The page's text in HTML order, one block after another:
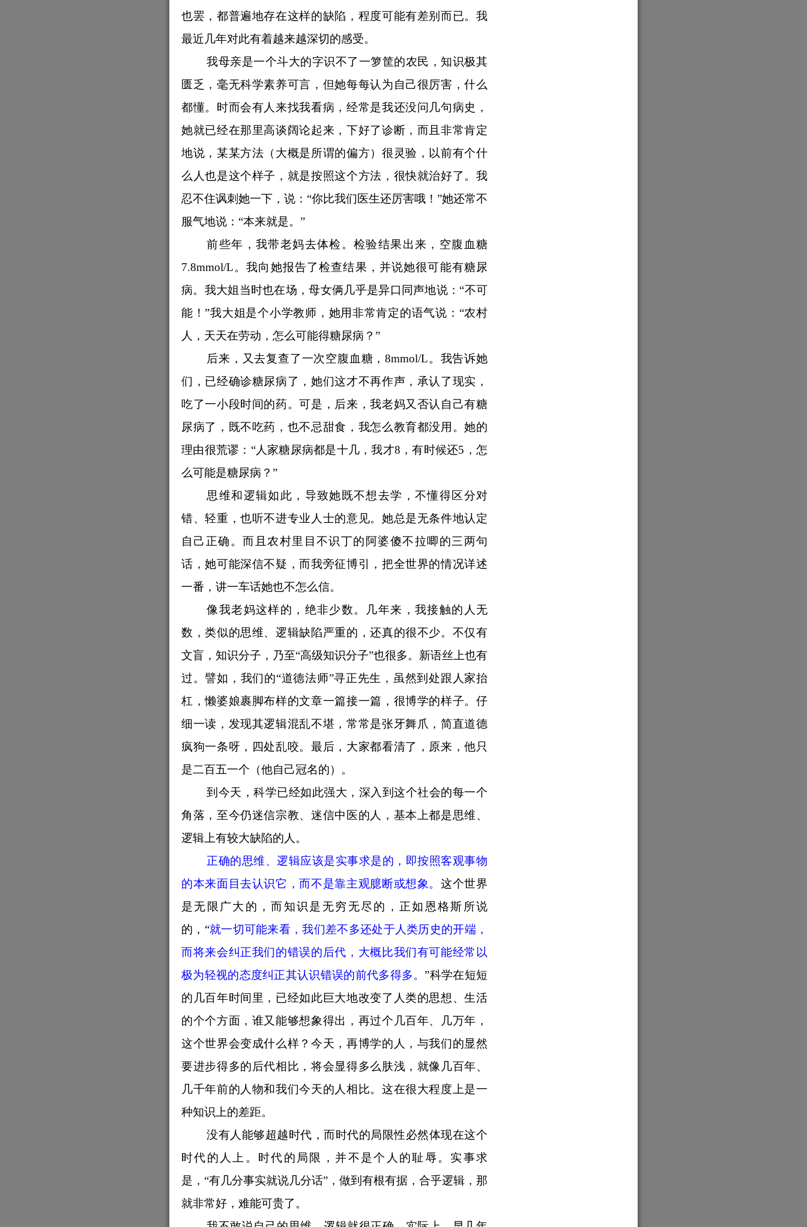
也罢，都普遍地存在这样的缺陷，程度可能有差别而已。我
最近几年对此有着越来越深切的感受。
我母亲是一个斗大的字识不了一箩筐的农民，知识极其
匮乏，毫无科学素养可言，但她每每认为自己很厉害，什么
都懂。时而会有人来找我看病，经常是我还没问几句病史，
她就已经在那里高谈阔论起来，下好了诊断，而且非常肯定
地说，某某方法（大概是所谓的偏方）很灵验，以前有个什
么人也是这个样子，就是按照这个方法，很快就治好了。我
忍不住讽刺她一下，说：“你比我们医生还厉害哦！”她还常不
服气地说：“本来就是。”
前些年，我带老妈去体检。检验结果出来，空腹血糖
7.8mmol/L。我向她报告了检查结果，并说她很可能有糖尿
病。我大姐当时也在场，母女俩几乎是异口同声地说：“不可
能！”我大姐是个小学教师，她用非常肯定的语气说：“农村
人，天天在劳动，怎么可能得糖尿病？”
后来，又去复查了一次空腹血糖，8mmol/L。我告诉她
们，已经确诊糖尿病了，她们这才不再作声，承认了现实，
吃了一小段时间的药。可是，后来，我老妈又否认自己有糖
尿病了，既不吃药，也不忌甜食，我怎么教育都没用。她的
理由很荒谬：“人家糖尿病都是十几，我才8，有时候还5，怎
么可能是糖尿病？”
思维和逻辑如此，导致她既不想去学，不懂得区分对
错、轻重，也听不进专业人士的意见。她总是无条件地认定
自己正确。而且农村里目不识丁的阿婆傻不拉唧的三两句
话，她可能深信不疑，而我旁征博引，把全世界的情况详述
一番，讲一车话她也不怎么信。
像我老妈这样的，绝非少数。几年来，我接触的人无
数，类似的思维、逻辑缺陷严重的，还真的很不少。不仅有
文盲，知识分子，乃至“高级知识分子”也很多。新语丝上也有
过。譬如，我们的“道德法师”寻正先生，虽然到处跟人家抬
杠，懒婆娘裹脚布样的文章一篇接一篇，很博学的样子。仔
细一读，发现其逻辑混乱不堪，常常是张牙舞爪，简直道德
疯狗一条呀，四处乱咬。最后，大家都看清了，原来，他只
是二百五一个（他自己冠名的）。
到今天，科学已经如此强大，深入到这个社会的每一个
角落，至今仍迷信宗教、迷信中医的人，基本上都是思维、
逻辑上有较大缺陷的人。
正确的思维、逻辑应该是实事求是的，即按照客观事物
的本来面目去认识它，而不是靠主观臆断或想象。这个世界
是无限广大的，而知识是无穷无尽的，正如恩格斯所说
的，“就一切可能来看，我们差不多还处于人类历史的开端，
而将来会纠正我们的错误的后代，大概比我们有可能经常以
极为轻视的态度纠正其认识错误的前代多得多。”科学在短短
的几百年时间里，已经如此巨大地改变了人类的思想、生活
的个个方面，谁又能够想象得出，再过个几百年、几万年，
这个世界会变成什么样？今天，再博学的人，与我们的显然
要进步得多的后代相比，将会显得多么肤浅，就像几百年、
几千年前的人物和我们今天的人相比。这在很大程度上是一
种知识上的差距。
没有人能够超越时代，而时代的局限性必然体现在这个
时代的人上。时代的局限，并不是个人的耻辱。实事求
是，“有几分事实就说几分话”，做到有根有据，合乎逻辑，那
就非常好，难能可贵了。